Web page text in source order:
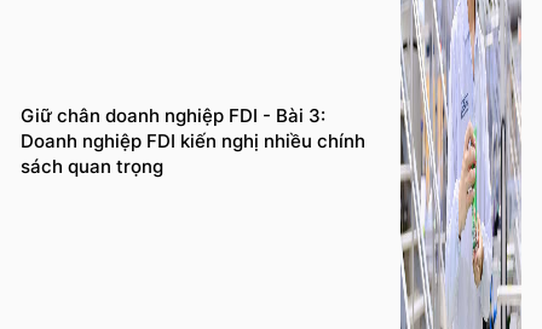
Giữ chân doanh nghiệp FDI - Bài 3:
Doanh nghiệp FDI kiến nghị nhiều chính
sách quan trọng